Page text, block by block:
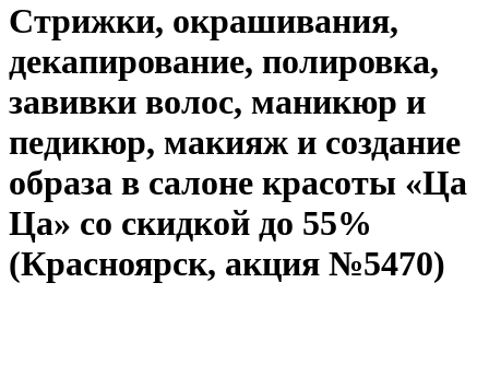
Стрижки, окрашивания,
декапирование, полировка,
завивки волос, маникюр и
педикюр, макияж и создание
образа в салоне красоты «Ца
Ца» со скидкой до 55%
(Красноярск, акция №5470)